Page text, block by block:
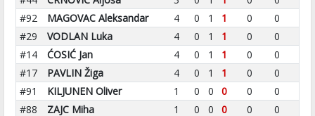
#92
MAGOVAC Aleksandar 4 0 1 1 0
0
#29
VODLAN Luka 4 0 1 1 0
0
#14
ĆOSIĆ Jan 4 0 1 1 0
0
#17
PAVLIN Žiga 4 0 1 1 0
0
#91
KILJUNEN Oliver 1 0 0 0 0
0
#88
ZAJC Miha 1 0 0 0 0
0